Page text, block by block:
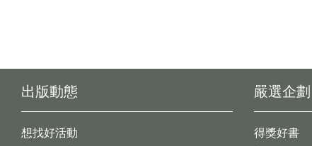
出版動態
想找好活動
嚴選企劃
得獎好書